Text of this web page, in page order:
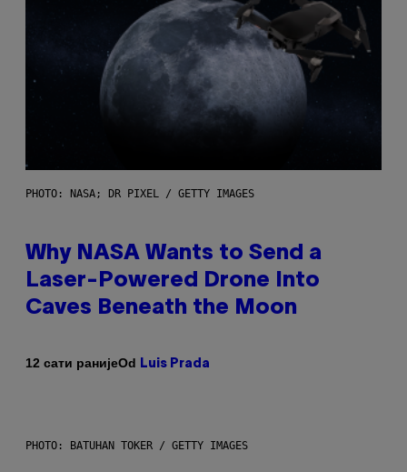
PHOTO: NASA; DR PIXEL / GETTY IMAGES
Why NASA Wants to Send a
Laser-Powered Drone Into
Caves Beneath the Moon
12 сати ранијеOd Luis Prada
PHOTO: BATUHAN TOKER / GETTY IMAGES